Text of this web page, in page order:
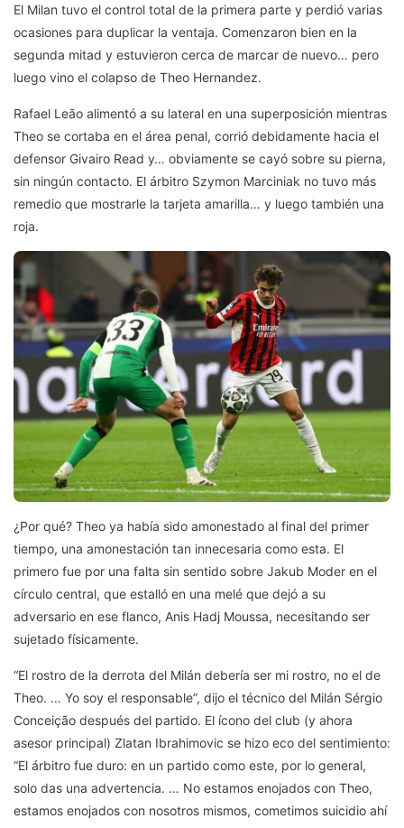
El Milan tuvo el control total de la primera parte y perdió varias
ocasiones para duplicar la ventaja. Comenzaron bien en la
segunda mitad y estuvieron cerca de marcar de nuevo… pero
luego vino el colapso de Theo Hernandez.
Rafael Leão alimentó a su lateral en una superposición mientras
Theo se cortaba en el área penal, corrió debidamente hacia el
defensor Givairo Read y… obviamente se cayó sobre su pierna,
sin ningún contacto. El árbitro Szymon Marciniak no tuvo más
remedio que mostrarle la tarjeta amarilla… y luego también una
roja.
¿Por qué? Theo ya había sido amonestado al final del primer
tiempo, una amonestación tan innecesaria como esta. El
primero fue por una falta sin sentido sobre Jakub Moder en el
círculo central, que estalló en una melé que dejó a su
adversario en ese flanco, Anis Hadj Moussa, necesitando ser
sujetado físicamente.
“El rostro de la derrota del Milán debería ser mi rostro, no el de
Theo. … Yo soy el responsable”, dijo el técnico del Milán Sérgio
Conceição después del partido. El ícono del club (y ahora
asesor principal) Zlatan Ibrahimovic se hizo eco del sentimiento:
“El árbitro fue duro: en un partido como este, por lo general,
solo das una advertencia. … No estamos enojados con Theo,
estamos enojados con nosotros mismos, cometimos suicidio ahí